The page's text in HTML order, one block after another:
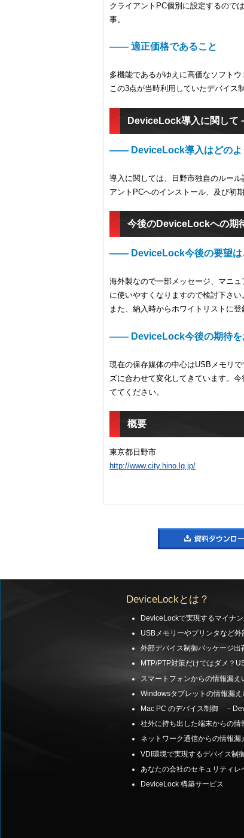
クライアントPC個別に設定するので
事。
―― 適正価格であること
多機能であるがゆえに高価なソフト
この3点が当時利用していたデバイス
DeviceLock導入に関して
―― DeviceLock導入はどのよ
導入に関しては、日野市独自のルー
アントPCへのインストール、及び初
今後のDeviceLockへの期
―― DeviceLock今後の要望は
海外製なので一部メッセージ、マニ
に使いやすくなりますので検討下さい
また、納入時からホワイトリストに
―― DeviceLock今後の期待を
現在の保存媒体の中心はUSBメモリ
ズに合わせて変化してきています。
ててください。
概要
東京都日野市
http://www.city.hino.lg.jp/
DeviceLockとは？
DeviceLockで実現するマイナ
USBメモリーやプリンタなど
外部デバイス制御パッケージ出
MTP/PTP対策だけではダメ？
スマートフォンからの情報漏
Windowsタブレットの情報漏え
Mac PC のデバイス制御 －
社外に持ち出した端末からの
ネットワーク通信からの情報
VDI環境で実現するデバイス制
あなたの会社のセキュリティレ
DeviceLock 構築サービス